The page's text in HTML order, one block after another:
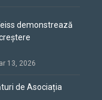
demonstrează
13, 2026
de Asociația